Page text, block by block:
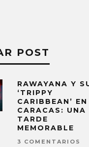
POST
RAWAYANA Y
‘TRIPPY
CARIBBEAN’ EN
CARACAS: UNA
TARDE
MEMORABLE
3 COMENTARIOS